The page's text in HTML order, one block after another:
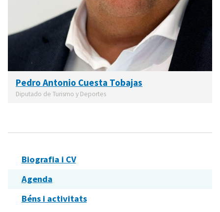
Pedro Antonio Cuesta Tobajas
Diputado de Turismo y Deportes
Biografia i CV
Agenda
Béns i activitats